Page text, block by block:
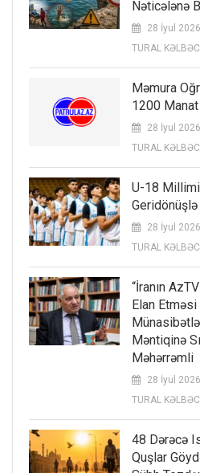
Nəticələnə
28 İyul 2026
TURAL
Məmura
1200
28 İyul 2026
TURAL
U-18
28 İyul 2026
TURAL
“İranın
Elan
Məntiqinə
Məhərrəmli
28 İyul 2026
TURAL
48 Dərəcə
Quşlar